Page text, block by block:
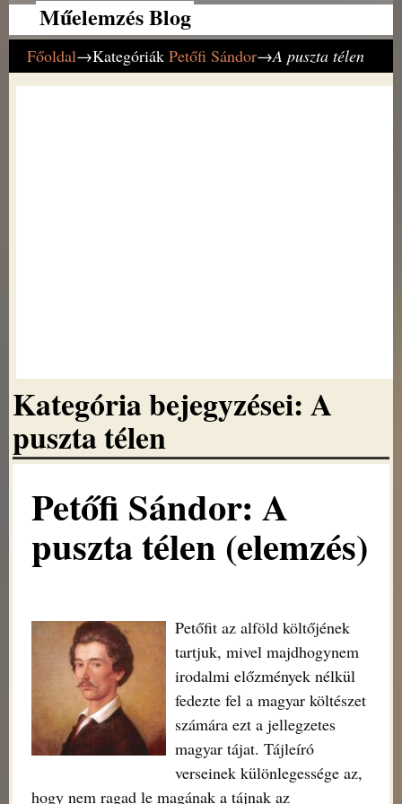
Műelemzés Blog
Főoldal→Kategóriák Petőfi Sándor→A puszta télen
Kategória bejegyzései:A
puszta télen
Petőfi Sándor: A
puszta télen (elemzés)
Petőfit az alföld költőjének
tartjuk, mivel majdhogynem
irodalmi előzmények nélkül
fedezte fel a magyar költészet
számára ezt a jellegzetes
magyar tájat. Tájleíró
verseinek különlegessége az,
hogy nem ragad le magának a tájnak az